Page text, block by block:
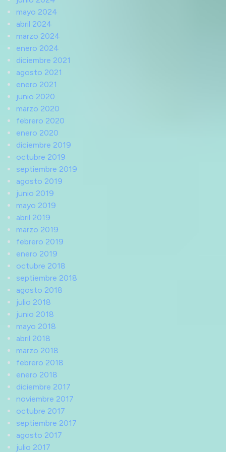
mayo 2024
abril 2024
marzo 2024
enero 2024
diciembre 2021
agosto 2021
enero 2021
junio 2020
marzo 2020
febrero 2020
enero 2020
diciembre 2019
octubre 2019
septiembre 2019
agosto 2019
junio 2019
mayo 2019
abril 2019
marzo 2019
febrero 2019
enero 2019
octubre 2018
septiembre 2018
agosto 2018
julio 2018
junio 2018
mayo 2018
abril 2018
marzo 2018
febrero 2018
enero 2018
diciembre 2017
noviembre 2017
octubre 2017
septiembre 2017
agosto 2017
julio 2017